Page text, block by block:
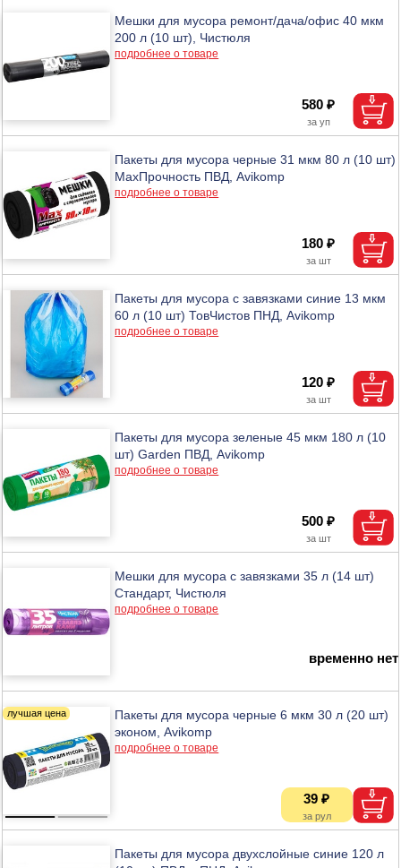
Мешки для мусора ремонт/дача/офис 40 мкм
200 л (10 шт), Чистюля
подробнее о товаре
580 ₽
Пакеты для мусора черные 31 мкм 80 л (10 шт)
MaxПрочность ПВД, Avikomp
подробнее о товаре
180 ₽
Пакеты для мусора с завязками синие 13 мкм
60 л (10 шт) ТовЧистов ПНД, Avikomp
подробнее о товаре
120 ₽
Пакеты для мусора зеленые 45 мкм 180 л (10
шт) Garden ПВД, Avikomp
подробнее о товаре
500 ₽
Мешки для мусора с завязками 35 л (14 шт)
Стандарт, Чистюля
подробнее о товаре
временно нет
Пакеты для мусора черные 6 мкм 30 л (20 шт)
эконом, Avikomp
подробнее о товаре
39 ₽
Пакеты для мусора двухслойные синие 120 л